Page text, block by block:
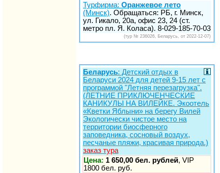
Турфирма: Оранжевое лето
(Минск). Обращаться: РБ, г. Минск,
ул. Гикало, 20а, офис 23, 24 (ст.
метро пл. Я. Коласа). 8-029-185-70-03
(тур № 236026, Беларусь, от 2022-12-07)
Беларусь: Детский отдых в
Беларуси 2024 для детей 9-15 лет c
программой "Летняя перезагрузка".
(ЛЕТНИЕ ПРИКЛЮЧЕНЧЕСКИЕ
КАНИКУЛЫ НА ВИЛЕЙКЕ. Экоотель
«Кветки Яблыни» на берегу Вилей
Экологически чистое место на
территории биосферного
заповедника, сосновый воздух,
песчаные пляжи, красивая природа.)
заказ тура
Цена: 1 650,00 бел. рублей, VIP
1800 бел. руб.